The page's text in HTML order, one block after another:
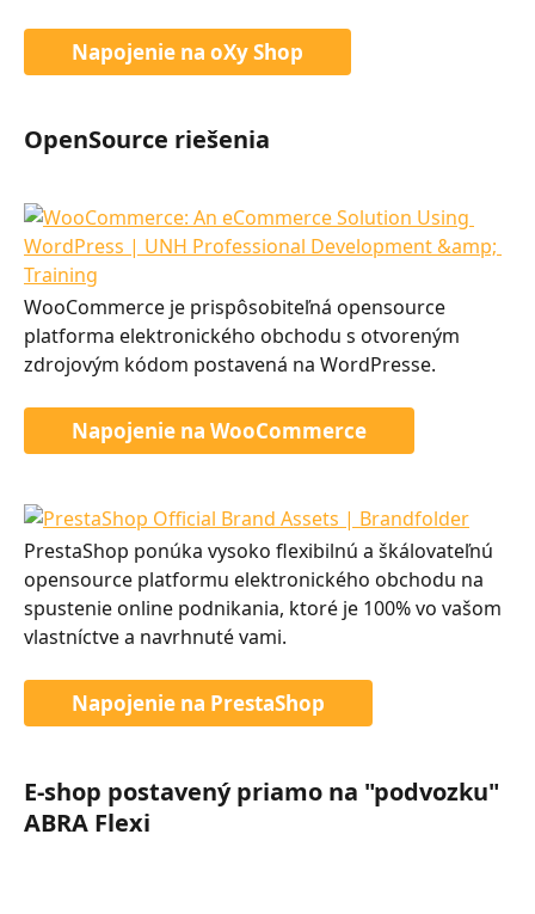
Napojenie na oXy Shop
OpenSource riešenia
WooCommerce je prispôsobiteľná opensource
platforma elektronického obchodu s otvoreným
zdrojovým kódom postavená na WordPresse.
Napojenie na WooCommerce
PrestaShop ponúka vysoko flexibilnú a škálovateľnú
opensource platformu elektronického obchodu na
spustenie online podnikania, ktoré je 100% vo vašom
vlastníctve a navrhnuté vami.
Napojenie na PrestaShop
E-shop postavený priamo na "podvozku"
ABRA Flexi